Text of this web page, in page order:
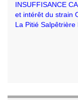
INSUFFISANCE
et intérêt du strain
La Pitié Salpêtrière